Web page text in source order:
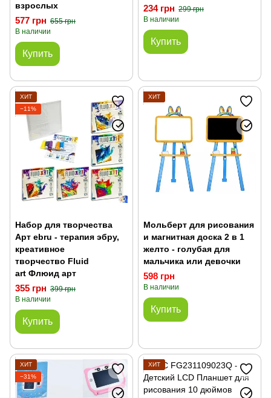
взрослых
577 грн 655 грн
В наличии
Купить
234 грн 299 грн
В наличии
Купить
ХИТ
−11%
Набор для творчества
Арт ebru - терапия эбру,
креативное
творчество Fluid
art Флюид арт
355 грн 399 грн
В наличии
Купить
ХИТ
Мольберт для рисования
и магнитная доска 2 в 1
желто - голубая для
мальчика или девочки
598 грн
В наличии
Купить
ХИТ
−31%
ХИТ